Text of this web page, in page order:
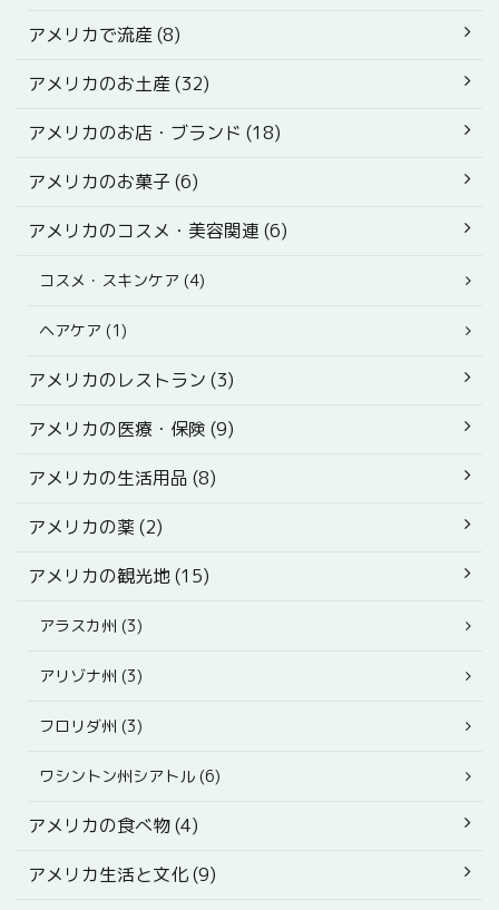
アメリカで流産 (8)
アメリカのお土産 (32)
アメリカのお店・ブランド (18)
アメリカのお菓子 (6)
アメリカのコスメ・美容関連 (6)
コスメ・スキンケア (4)
ヘアケア (1)
アメリカのレストラン (3)
アメリカの医療・保険 (9)
アメリカの生活用品 (8)
アメリカの薬 (2)
アメリカの観光地 (15)
アラスカ州 (3)
アリゾナ州 (3)
フロリダ州 (3)
ワシントン州シアトル (6)
アメリカの食べ物 (4)
アメリカ生活と文化 (9)